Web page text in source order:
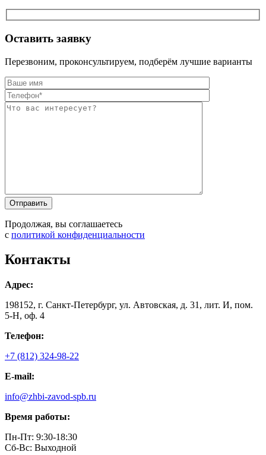
Оставить заявку
Перезвоним, проконсультируем, подберём лучшие варианты
Продолжая, вы соглашаетесь
с политикой конфиденциальности
Контакты
Адрес:
198152, г. Санкт-Петербург, ул. Автовская, д. 31, лит. И, пом.
5-Н, оф. 4
Телефон:
+7 (812) 324-98-22
E-mail:
info@zhbi-zavod-spb.ru
Время работы:
Пн-Пт: 9:30-18:30
Cб-Вс: Выходной